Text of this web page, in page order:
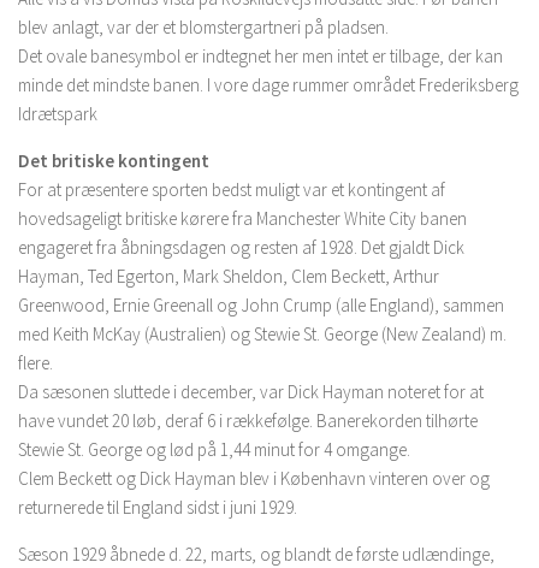
blev anlagt, var der et blomstergartneri på pladsen.
Det ovale banesymbol er indtegnet her men intet er tilbage, der kan
minde det mindste banen. I vore dage rummer området Frederiksberg
Idrætspark
Det britiske kontingent
For at præsentere sporten bedst muligt var et kontingent af
hovedsageligt britiske kørere fra Manchester White City banen
engageret fra åbningsdagen og resten af 1928. Det gjaldt Dick
Hayman, Ted Egerton, Mark Sheldon, Clem Beckett, Arthur
Greenwood, Ernie Greenall og John Crump (alle England), sammen
med Keith McKay (Australien) og Stewie St. George (New Zealand) m.
flere.
Da sæsonen sluttede i december, var Dick Hayman noteret for at
have vundet 20 løb, deraf 6 i rækkefølge. Banerekorden tilhørte
Stewie St. George og lød på 1,44 minut for 4 omgange.
Clem Beckett og Dick Hayman blev i København vinteren over og
returnerede til England sidst i juni 1929.
Sæson 1929 åbnede d. 22, marts, og blandt de første udlændinge,